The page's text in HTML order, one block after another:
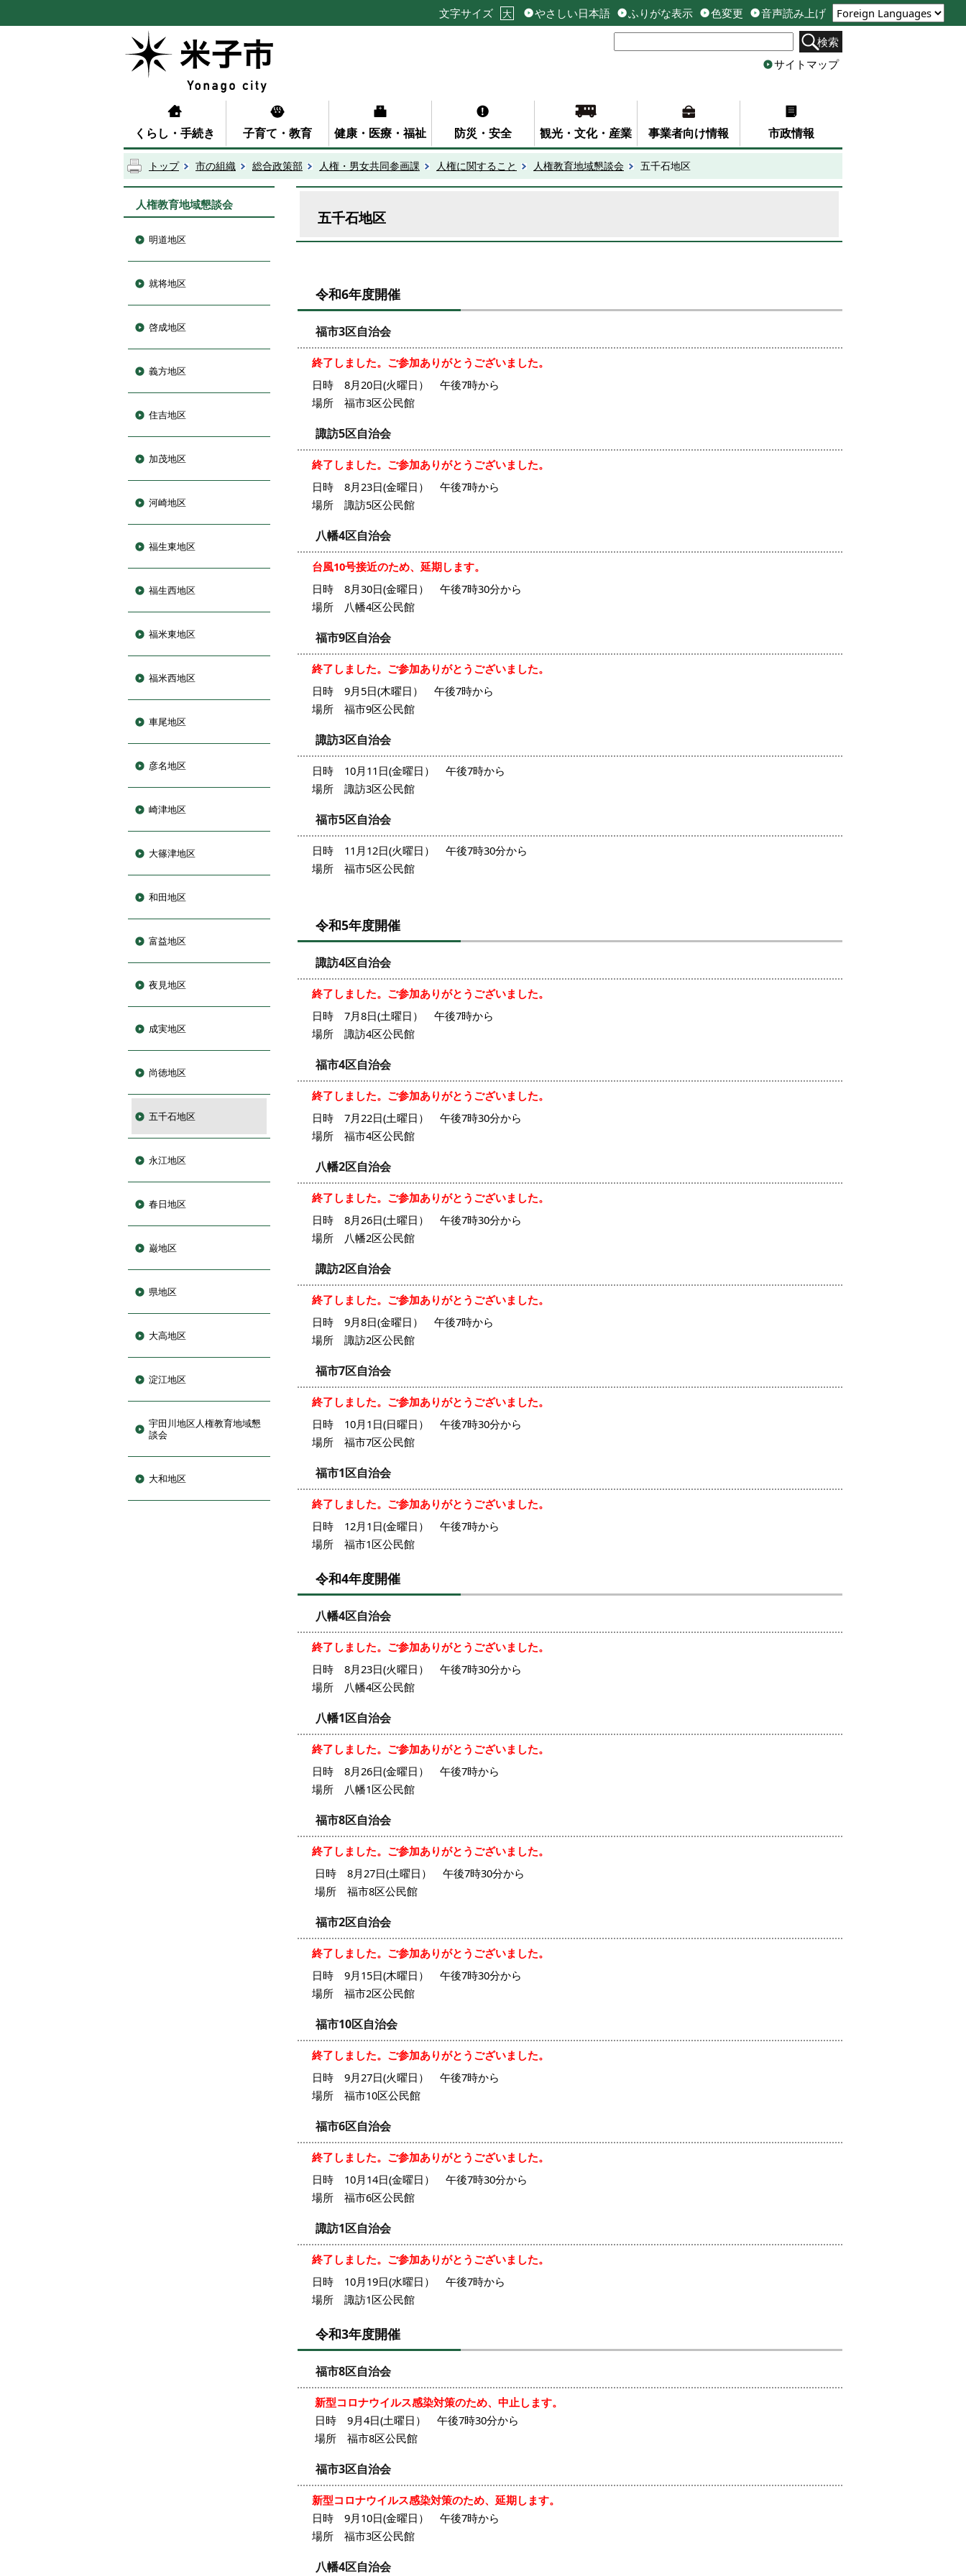
文字サイズ 大 やさしい日本語 ふりがな表示 色変更
音声読み上げ
検索
サイトマップ
くらし・手続き 子育て・教育 健康・医療・福祉 防災・安全 観光・文化・産業 事業者向け情報 市政情報
トップ 市の組織 総合政策部 人権・男女共同参画課 人権に関すること 人権教育地域懇談会 五千石地区
人権教育地域懇談会
明道地区
就将地区
啓成地区
義方地区
住吉地区
加茂地区
河崎地区
福生東地区
福生西地区
福米東地区
福米西地区
車尾地区
彦名地区
崎津地区
大篠津地区
和田地区
富益地区
夜見地区
成実地区
尚徳地区
五千石地区
永江地区
春日地区
巌地区
県地区
大高地区
淀江地区
宇田川地区人権教育地域懇
談会
大和地区
五千石地区
令和6年度開催
福市3区自治会
終了しました。ご参加ありがとうございました。
日時 8月20日(火曜日） 午後7時から
場所 福市3区公民館
諏訪5区自治会
終了しました。ご参加ありがとうございました。
日時 8月23日(金曜日） 午後7時から
場所 諏訪5区公民館
八幡4区自治会
台風10号接近のため、延期します。
日時 8月30日(金曜日） 午後7時30分から
場所 八幡4区公民館
福市9区自治会
終了しました。ご参加ありがとうございました。
日時 9月5日(木曜日） 午後7時から
場所 福市9区公民館
諏訪3区自治会
日時 10月11日(金曜日） 午後7時から
場所 諏訪3区公民館
福市5区自治会
日時 11月12日(火曜日） 午後7時30分から
場所 福市5区公民館
令和5年度開催
諏訪4区自治会
終了しました。ご参加ありがとうございました。
日時 7月8日(土曜日） 午後7時から
場所 諏訪4区公民館
福市4区自治会
終了しました。ご参加ありがとうございました。
日時 7月22日(土曜日） 午後7時30分から
場所 福市4区公民館
八幡2区自治会
終了しました。ご参加ありがとうございました。
日時 8月26日(土曜日） 午後7時30分から
場所 八幡2区公民館
諏訪2区自治会
終了しました。ご参加ありがとうございました。
日時 9月8日(金曜日） 午後7時から
場所 諏訪2区公民館
福市7区自治会
終了しました。ご参加ありがとうございました。
日時 10月1日(日曜日） 午後7時30分から
場所 福市7区公民館
福市1区自治会
終了しました。ご参加ありがとうございました。
日時 12月1日(金曜日） 午後7時から
場所 福市1区公民館
令和4年度開催
八幡4区自治会
終了しました。ご参加ありがとうございました。
日時 8月23日(火曜日） 午後7時30分から
場所 八幡4区公民館
八幡1区自治会
終了しました。ご参加ありがとうございました。
日時 8月26日(金曜日） 午後7時から
場所 八幡1区公民館
福市8区自治会
終了しました。ご参加ありがとうございました。
日時 8月27日(土曜日） 午後7時30分から
場所 福市8区公民館
福市2区自治会
終了しました。ご参加ありがとうございました。
日時 9月15日(木曜日） 午後7時30分から
場所 福市2区公民館
福市10区自治会
終了しました。ご参加ありがとうございました。
日時 9月27日(火曜日） 午後7時から
場所 福市10区公民館
福市6区自治会
終了しました。ご参加ありがとうございました。
日時 10月14日(金曜日） 午後7時30分から
場所 福市6区公民館
諏訪1区自治会
終了しました。ご参加ありがとうございました。
日時 10月19日(水曜日） 午後7時から
場所 諏訪1区公民館
令和3年度開催
福市8区自治会
新型コロナウイルス感染対策のため、中止します。
日時 9月4日(土曜日） 午後7時30分から
場所 福市8区公民館
福市3区自治会
新型コロナウイルス感染対策のため、延期します。
日時 9月10日(金曜日） 午後7時から
場所 福市3区公民館
八幡4区自治会